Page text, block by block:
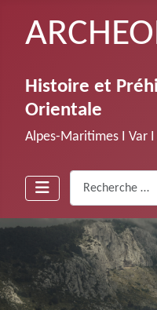
Histoire et
Orientale
Alpes-Maritimes Ι Var